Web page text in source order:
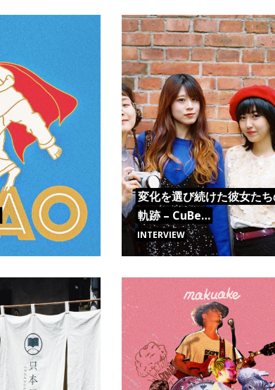
変化を選び続けた彼女た
軌跡 – CuBe…
INTERVIEW